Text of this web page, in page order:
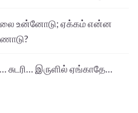
உன்னோடு; ஏக்கம் என்ன
சுடரி… இருளில் ஏங்காதே…